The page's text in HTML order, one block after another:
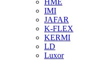
IMI
JAFAR
K-FLEX
KERMI
LD
Luxor